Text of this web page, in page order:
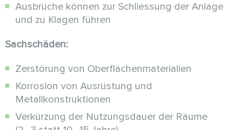
Ausbrüche können zur Schliessung der Anlage
und zu Klagen führen
Sachschäden:
Zerstörung von Oberflächenmaterialien
Korrosion von Ausrüstung und
Metallkonstruktionen
Verkürzung der Nutzungsdauer der Räume